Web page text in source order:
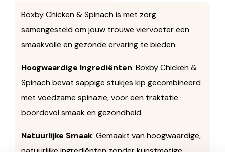
Boxby Chicken & Spinach is met zorg
samengesteld om jouw trouwe viervoeter een
smaakvolle en gezonde ervaring te bieden.
Hoogwaardige Ingrediënten: Boxby Chicken &
Spinach bevat sappige stukjes kip gecombineerd
met voedzame spinazie, voor een traktatie
boordevol smaak en gezondheid.
Natuurlijke Smaak: Gemaakt van hoogwaardige,